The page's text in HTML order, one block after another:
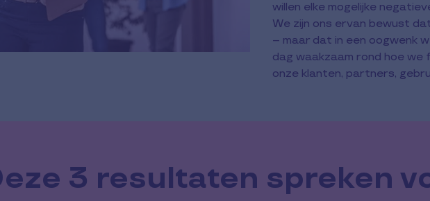
willen elke mogelijke
We zijn ons ervan bewust
– maar dat in een oogwenk
dag waakzaam rond hoe
onze klanten, partners,
3 resultaten spreken